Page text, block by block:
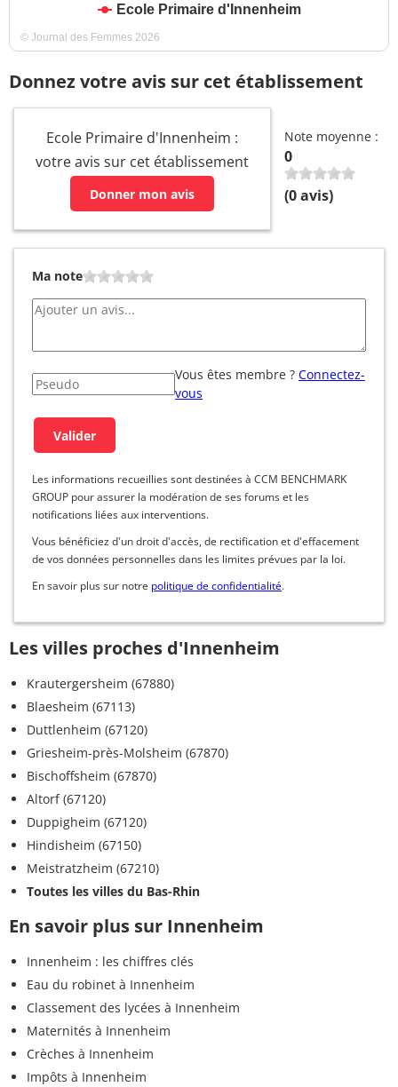
Ecole Primaire d'Innenheim
© Journal des Femmes 2026
Donnez votre avis sur cet établissement
Ecole Primaire d'Innenheim :
votre avis sur cet établissement
Donner mon avis
Note moyenne :
0
(0avis)
Ma note
Vous êtes membre ? Connectez-
vous
Les informations recueillies sont destinées à CCM BENCHMARK
GROUP pour assurer la modération de ses forums et les
notifications liées aux interventions.
Vous bénéficiez d'un droit d'accès, de rectification et d'effacement
de vos données personnelles dans les limites prévues par la loi.
En savoir plus sur notre politique de confidentialité.
Les villes proches d'Innenheim
Krautergersheim (67880)
Blaesheim (67113)
Duttlenheim (67120)
Griesheim-près-Molsheim (67870)
Bischoffsheim (67870)
Altorf (67120)
Duppigheim (67120)
Hindisheim (67150)
Meistratzheim (67210)
Toutes les villes du Bas-Rhin
En savoir plus sur Innenheim
Innenheim : les chiffres clés
Eau du robinet à Innenheim
Classement des lycées à Innenheim
Maternités à Innenheim
Crèches à Innenheim
Impôts à Innenheim